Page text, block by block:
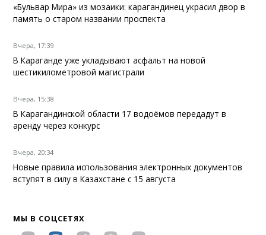
«Бульвар Мира» из мозаики: карагандинец украсил двор в
память о старом названии проспекта
Вчера, 17:39
В Караганде уже укладывают асфальт на новой
шестикилометровой магистрали
Вчера, 15:38
В Карагандинской области 17 водоёмов передадут в
аренду через конкурс
Вчера, 20:34
Новые правила использования электронных документов
вступят в силу в Казахстане с 15 августа
МЫ В СОЦСЕТЯХ